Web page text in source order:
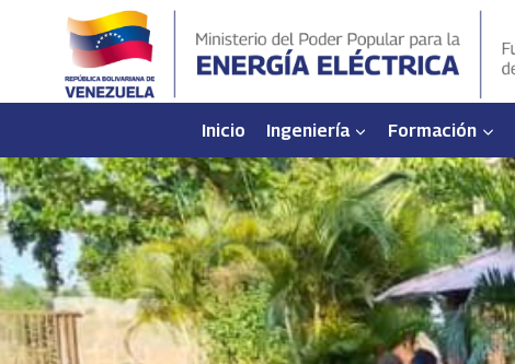
contenido
Inicio Ingeniería Formación